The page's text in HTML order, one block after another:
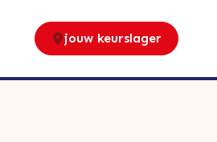
jouw keurslager